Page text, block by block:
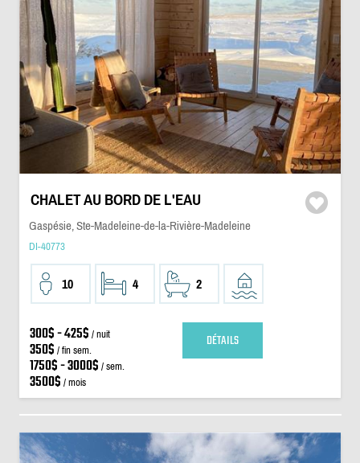
CHALET AU BORD DE L'EAU
Gaspésie, Ste-Madeleine-de-la-Rivière-Madeleine
DI-40773
10 4 2
300$ - 425$ / nuit
350$ / fin sem.
1750$ - 3000$ / sem.
3500$ / mois
DÉTAILS